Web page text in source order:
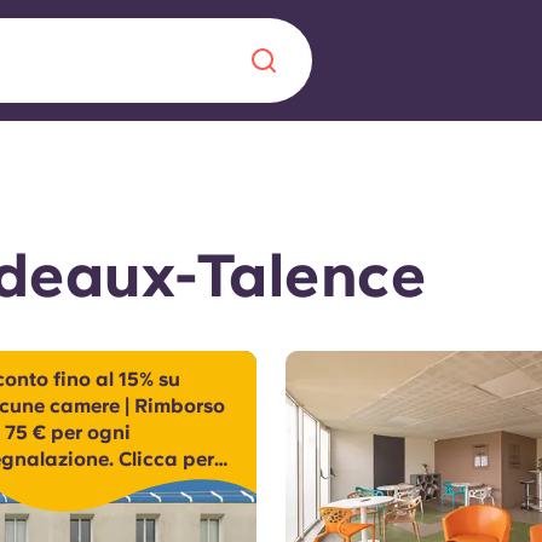
era nel
per gli
Chi siamo
Domande
Blog
Talence
fino al 15% su
camere | Rimborso
€ per ogni
Clicca per
di più.